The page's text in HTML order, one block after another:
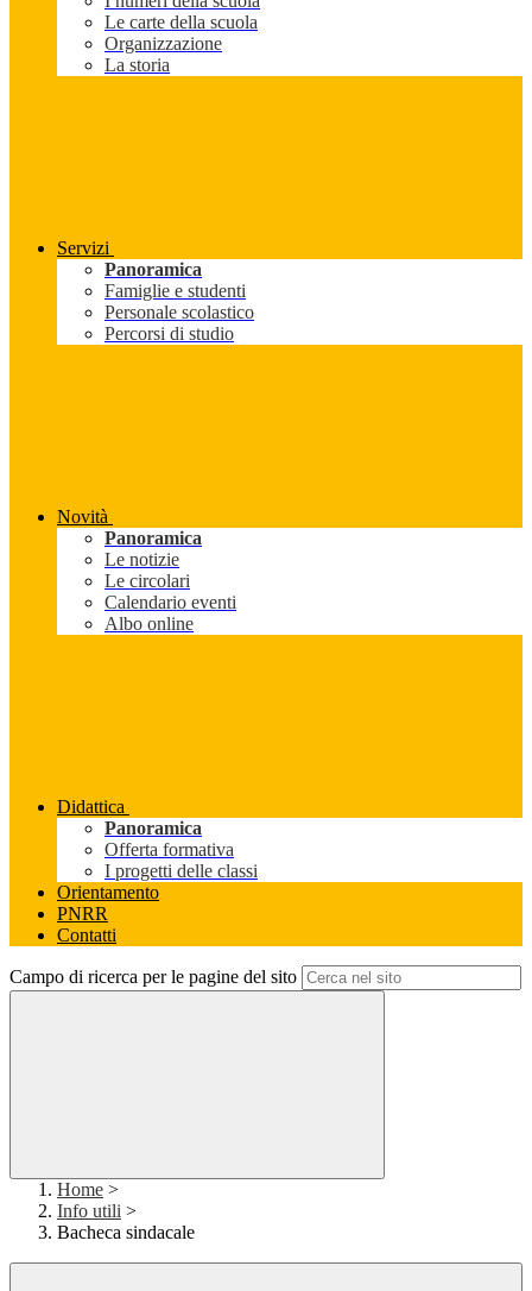
Le carte della scuola
Organizzazione
La storia
Servizi
Panoramica
Famiglie e studenti
Personale scolastico
Percorsi di studio
Novità
Panoramica
Le notizie
Le circolari
Calendario eventi
Albo online
Didattica
Panoramica
Offerta formativa
I progetti delle classi
Orientamento
PNRR
Contatti
Campo di ricerca per le pagine del sito
Home >
Info utili >
Bacheca sindacale